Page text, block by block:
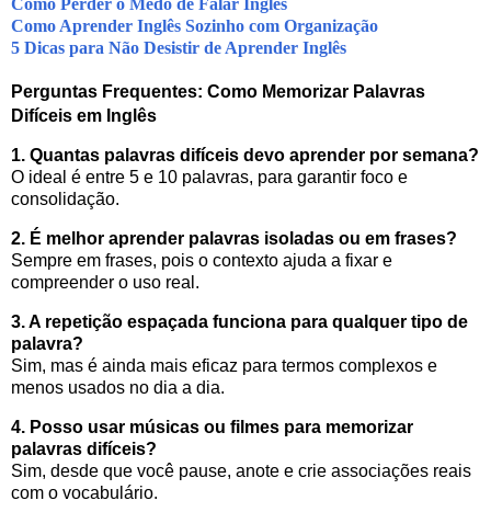
Como Perder o Medo de Falar Inglês
Como Aprender Inglês Sozinho com Organização
5 Dicas para Não Desistir de Aprender Inglês
Perguntas Frequentes: Como Memorizar Palavras
Difíceis em Inglês
1. Quantas palavras difíceis devo aprender por semana?
O ideal é entre 5 e 10 palavras, para garantir foco e
consolidação.
2. É melhor aprender palavras isoladas ou em frases?
Sempre em frases, pois o contexto ajuda a fixar e
compreender o uso real.
3. A repetição espaçada funciona para qualquer tipo de
palavra?
Sim, mas é ainda mais eficaz para termos complexos e
menos usados no dia a dia.
4. Posso usar músicas ou filmes para memorizar
palavras difíceis?
Sim, desde que você pause, anote e crie associações reais
com o vocabulário.